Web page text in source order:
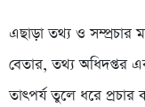
এছাড়া তথ্য ও সম্প্রচার
বেতার, তথ্য অধিদপ্তর
তাৎপর্য তুলে ধরে প্রচার